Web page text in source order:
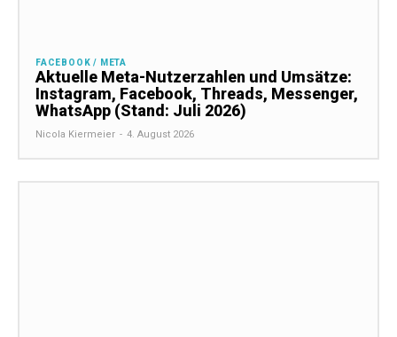
FACEBOOK / META
Aktuelle Meta-Nutzerzahlen und Umsätze:
Instagram, Facebook, Threads, Messenger,
WhatsApp (Stand: Juli 2026)
Nicola Kiermeier - 4. August 2026